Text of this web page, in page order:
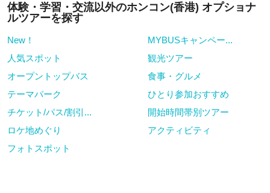
体験・学習・交流以外のホンコン(香港) オプショナ
ルツアーを探す
New！
MYBUSキャンペー...
人気スポット
観光ツアー
オープントップバス
食事・グルメ
テーマパーク
ひとり参加おすすめ
チケット/パス/割引...
開始時間帯別ツアー
ロケ地めぐり
アクティビティ
フォトスポット